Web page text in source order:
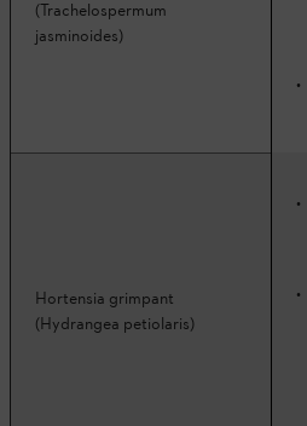
(Trachelospermum
jasminoides)
Hortensia grimpant
(Hydrangea petiolaris)